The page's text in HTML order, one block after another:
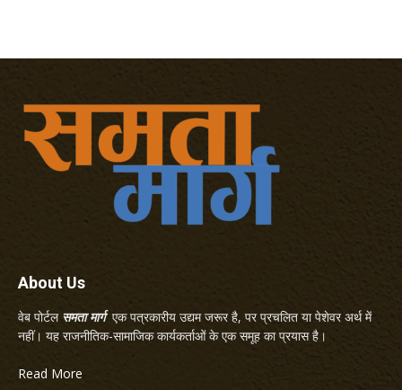
About Us
वेब पोर्टल समता मार्गएक पत्रकारीय उद्यम जरूर है, पर प्रचलित या पेशेवर अर्थ में
नहीं। यह राजनीतिक-सामाजिक कार्यकर्ताओं के एक समूह का प्रयास है।
Read More